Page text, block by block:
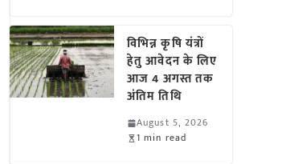
विभिन्न कृषि यंत्रों
हेतु आवेदन के लिए
आज 4 अगस्त तक
अंतिम तिथि
August 5, 2026
1 min read